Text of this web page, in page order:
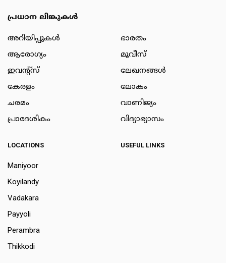
പ്രധാന ലിങ്കുകൾ
അറിയിപ്പുകള്‍
ആരോഗ്യം
ഇവന്റ്സ്
കേരളം
ചരമം
പ്രാദേശികം
ഭാരതം
മൂവീസ്
ലേഖനങ്ങള്‍
ലോകം
വാണിജ്യം
വിദ്യാഭ്യാസം
LOCATIONS
Maniyoor
Koyilandy
Vadakara
Payyoli
Perambra
Thikkodi
USEFUL LINKS